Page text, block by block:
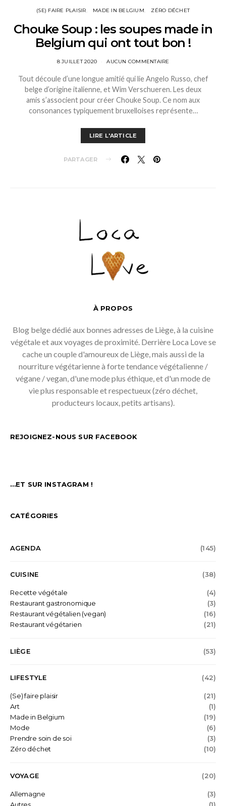
(SE) FAIRE PLAISIR MADE IN BELGIUM ZÉRO DÉCHET
Chouke Soup : les soupes made in
Belgium qui ont tout bon !
8 JUILLET 2020 AUCUN COMMENTAIRE
Tout découle d’une longue amitié qui lie Angelo Russo, chef
belge d’origine italienne, et Wim Verschueren. Les deux
amis s’associent pour créer Chouke Soup. Ce nom aux
consonances typiquement bruxelloises représente…
LIRE L'ARTICLE
PARTAGER
À PROPOS
Blog belge dédié aux bonnes adresses de Liège, à la cuisine
végétale et aux voyages de proximité. Derrière Loca Love se
cache un couple d'amoureux de Liège, mais aussi de la
nourriture végétarienne à forte tendance végétalienne /
végane / vegan, d'une mode plus éthique, et d'un mode de
vie plus responsable et respectueux (zéro déchet,
producteurs locaux, petits artisans).
REJOIGNEZ-NOUS SUR FACEBOOK
…ET SUR INSTAGRAM !
CATÉGORIES
AGENDA (145)
CUISINE (38)
Recette végétale
(4)
Restaurant gastronomique
(3)
Restaurant végétalien (vegan)
(16)
Restaurant végétarien
(21)
LIÈGE (53)
LIFESTYLE (42)
(Se) faire plaisir
(21)
Art
(1)
Made in Belgium
(19)
Mode
(6)
Prendre soin de soi
(3)
Zéro déchet
(10)
VOYAGE (20)
Allemagne
(3)